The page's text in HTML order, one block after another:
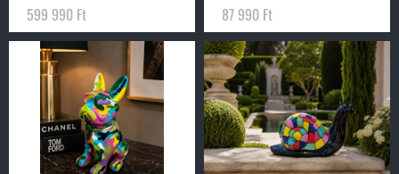
599 990 Ft 87 990 Ft